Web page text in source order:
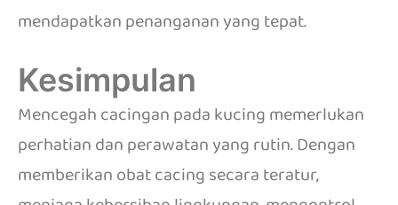
mendapatkan penanganan yang tepat.
Kesimpulan
Mencegah cacingan pada kucing memerlukan
perhatian dan perawatan yang rutin. Dengan
memberikan obat cacing secara teratur,